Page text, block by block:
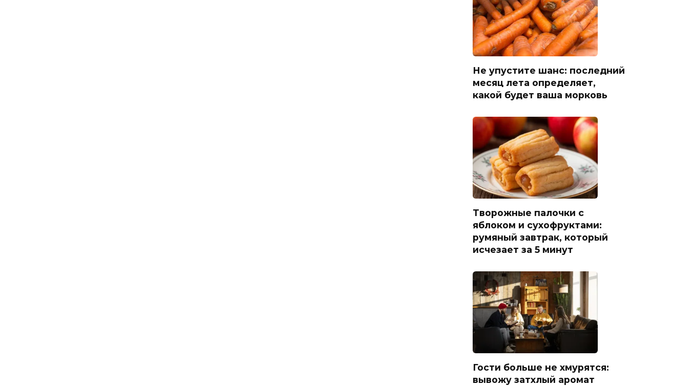
Не упустите шанс: последний
месяц лета определяет,
какой будет ваша морковь
Творожные палочки с
яблоком и сухофруктами:
румяный завтрак, который
исчезает за 5 минут
Гости больше не хмурятся:
вывожу затхлый аромат